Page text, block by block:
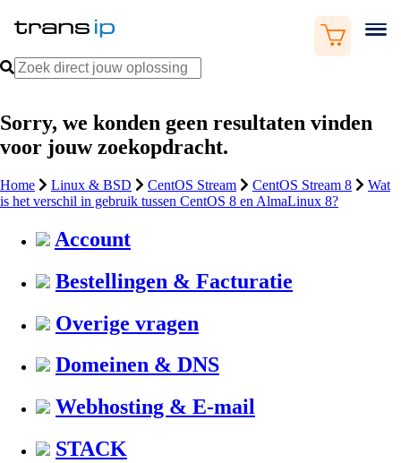
Sorry, we konden geen resultaten vinden
voor jouw zoekopdracht.
Home Linux & BSD CentOS Stream CentOS Stream 8
Wat
is het verschil in gebruik tussen CentOS 8 en AlmaLinux 8?
Account
Bestellingen & Facturatie
Overige vragen
Domeinen & DNS
Webhosting & E-mail
STACK